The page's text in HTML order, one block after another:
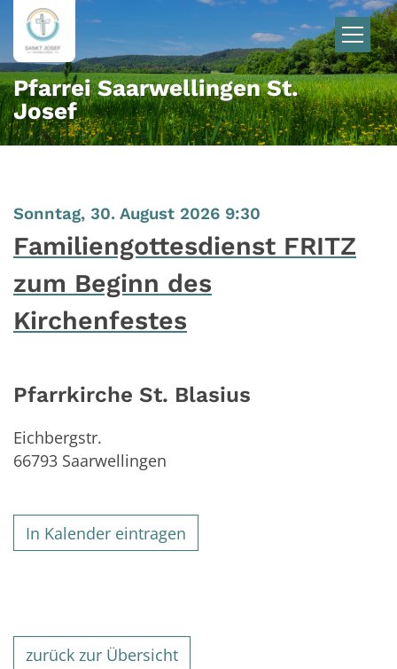
Zum Inhalt springen
Pfarrei Saarwellingen St.
Josef
Sonntag, 30. August 2026 9:30
Familiengottesdienst FRITZ
zum Beginn des
Kirchenfestes
Pfarrkirche St. Blasius
Eichbergstr.
66793 Saarwellingen
In Kalender eintragen
zurück zur Übersicht